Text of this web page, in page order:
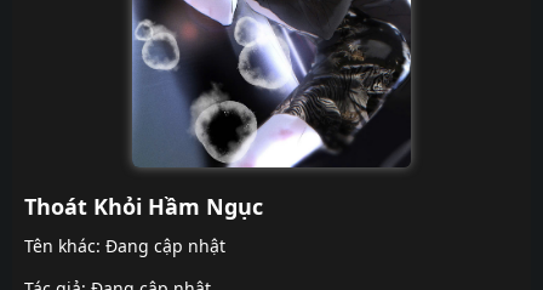
Thoát Khỏi Hầm Ngục
Tên khác: Đang cập nhật